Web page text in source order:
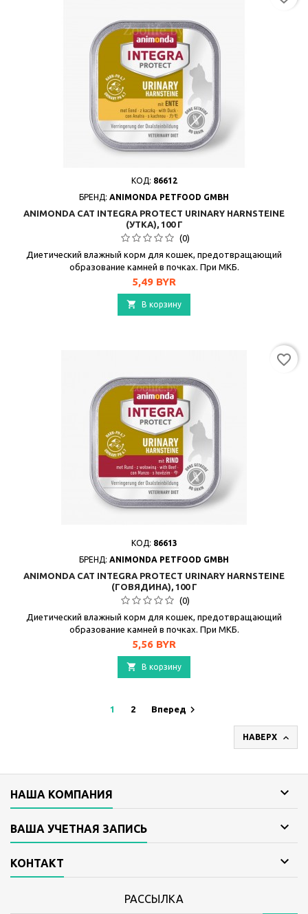
КОД: 86612
БРЕНД: ANIMONDA PETFOOD GMBH
ANIMONDA CAT INTEGRA PROTECT URINARY HARNSTEINE
(УТКА), 100 Г
(0)
Диетический влажный корм для кошек, предотвращающий
образование камней в почках. При МКБ.
Цена
5,49 BYR
 В корзину
КОД: 86613
БРЕНД: ANIMONDA PETFOOD GMBH
ANIMONDA CAT INTEGRA PROTECT URINARY HARNSTEINE
(ГОВЯДИНА), 100 Г
(0)
Диетический влажный корм для кошек, предотвращающий
образование камней в почках. При МКБ.
Цена
5,56 BYR
 В корзину
favorite_border
1 2 Вперед 
НАВЕРХ 
НАША КОМПАНИЯ 
ВАША УЧЕТНАЯ ЗАПИСЬ 
КОНТАКТ 
РАССЫЛКА